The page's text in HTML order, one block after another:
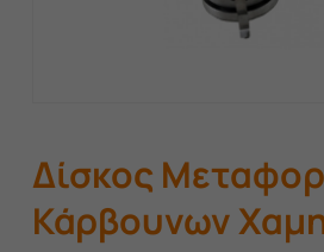
Δίσκος
Κάρβουνων